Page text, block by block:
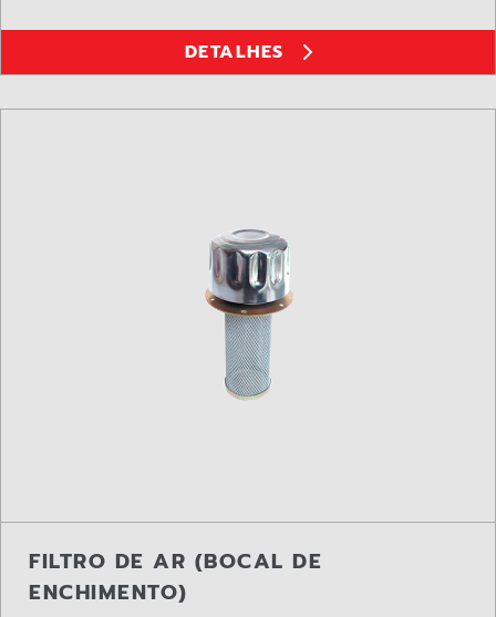
DETALHES
FILTRO DE AR (BOCAL DE
ENCHIMENTO)